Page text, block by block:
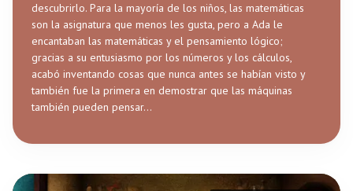
descubrirlo. Para la mayoría de los niños, las matemáticas
son la asignatura que menos les gusta, pero a Ada le
encantaban las matemáticas y el pensamiento lógico;
gracias a su entusiasmo por los números y los cálculos,
acabó inventando cosas que nunca antes se habían visto y
también fue la primera en demostrar que las máquinas
también pueden pensar...